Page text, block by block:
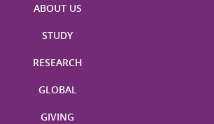
ABOUT US
STUDY
RESEARCH
GLOBAL
GIVING